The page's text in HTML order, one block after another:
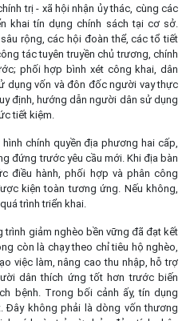
trị - xã hội nhận ủy thác, cùng các
khai tín dụng chính sách tại cơ sở.
rộng, các hội đoàn thể, các tổ tiết
tác tuyên truyền chủ trương, chính
phối hợp bình xét công khai, dân
dụng vốn và đôn đốc người vay thực
định, hướng dẫn người dân sử dụng
tiết kiệm.
chính quyền địa phương hai cấp,
đứng trước yêu cầu mới. Khi địa bàn
điều hành, phối hợp và phân công
kiện toàn tương ứng. Nếu không,
trình triển khai.
trình giảm nghèo bền vững đã đạt kết
còn là chạy theo chỉ tiêu hộ nghèo,
việc làm, nâng cao thu nhập, hỗ trợ
dân thích ứng tốt hơn trước biến
bệnh. Trong bối cảnh ấy, tín dụng
Đây không phải là dòng vốn thương